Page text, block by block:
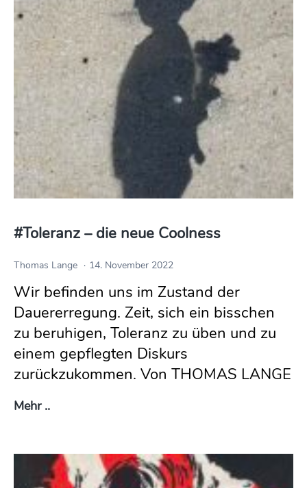
#Toleranz – die neue Coolness
Thomas Lange 14. November 2022
Wir befinden uns im Zustand der
Dauererregung. Zeit, sich ein bisschen
zu beruhigen, Toleranz zu üben und zu
einem gepflegten Diskurs
zurückzukommen. Von THOMAS LANGE
Mehr ..#Toleranz – die neue Coolness